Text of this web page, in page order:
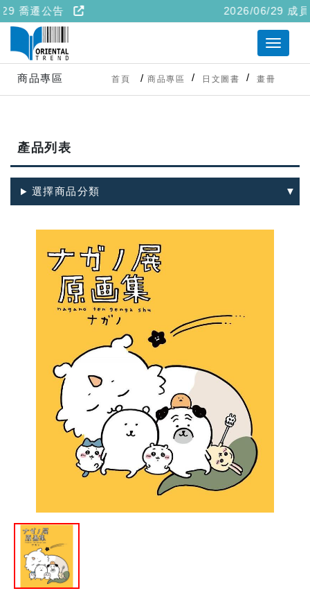
喬遷公告 2026/06/29 成
商品專區 首頁 商品專區 日文圖書 畫冊
產品列表
選擇商品分類